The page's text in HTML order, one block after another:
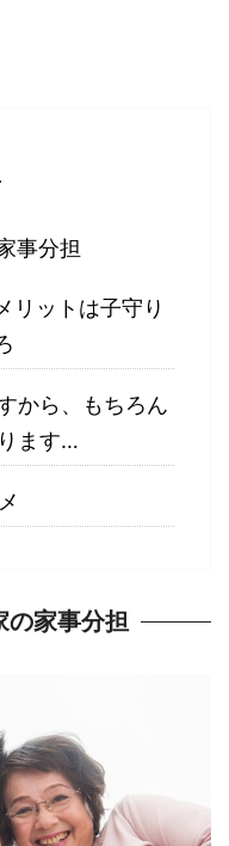
事分担
リットは子守り
から、もちろん
ます…
の家事分担